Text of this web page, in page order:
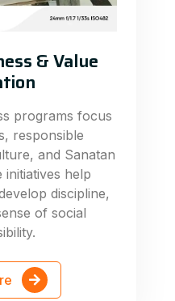
& Value
programs focus
responsible
and Sanatan
initiatives help
discipline,
of social